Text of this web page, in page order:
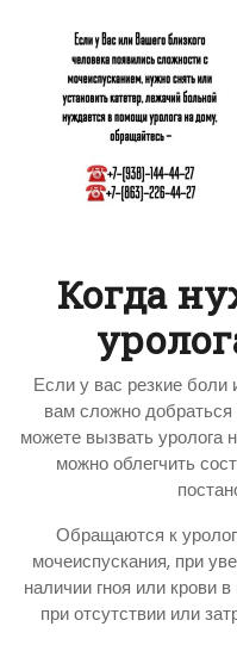
Когда
Если у вас резкие
вам сложно
можете вызвать уролога
можно облегчить
Обращаются к
мочеиспускания, при
наличии гноя или крови
при отсутствии или